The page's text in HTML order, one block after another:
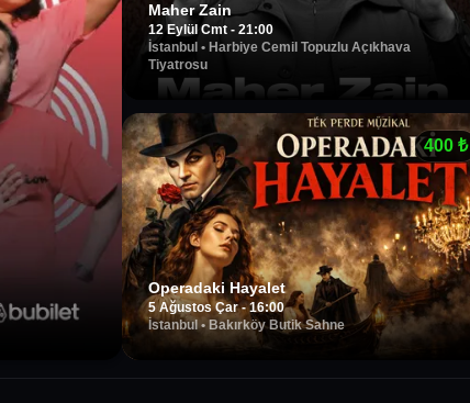
Maher Zain
12 Eylül Cmt - 21:00
İstanbul • Harbiye Cemil Topuzlu Açıkhava
Tiyatrosu
400 ₺
Operadaki Hayalet
5 Ağustos Çar - 16:00
İstanbul• Bakırköy Butik Sahne